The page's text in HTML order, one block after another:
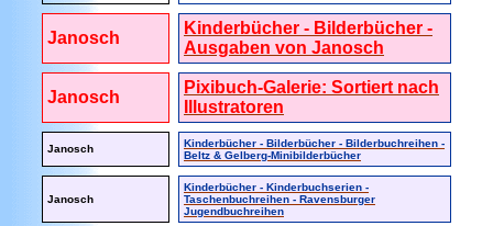
Janosch
Kinderbücher - Bilderbücher -
Ausgaben von Janosch
Janosch
Pixibuch-Galerie: Sortiert nach
Illustratoren
Janosch
Kinderbücher - Bilderbücher - Bilderbuchreihen -
Beltz & Gelberg-Minibilderbücher
Janosch
Kinderbücher - Kinderbuchserien -
Taschenbuchreihen - Ravensburger
Jugendbuchreihen